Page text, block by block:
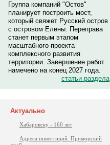
Группа компаний "Остов"
планирует построить мост,
который свяжет Русский остров
с островом Елены. Переправа
станет первым этапом
масштабного проекта
комплексного развития
территории. Завершение работ
намечено на конец 2027 года.
статьи раздела
Актуально
Хабаровску - 160 лет
Адреса инвестиций. Приморский